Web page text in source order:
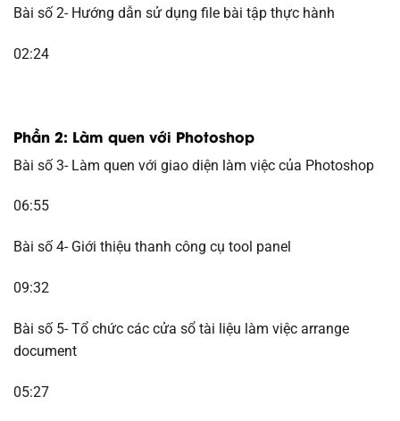
Bài số 2- Hướng dẫn sử dụng file bài tập thực hành
02:24
Phần 2: Làm quen với Photoshop
Bài số 3- Làm quen với giao diện làm việc của Photoshop
06:55
Bài số 4- Giới thiệu thanh công cụ tool panel
09:32
Bài số 5- Tổ chức các cửa sổ tài liệu làm việc arrange
document
05:27